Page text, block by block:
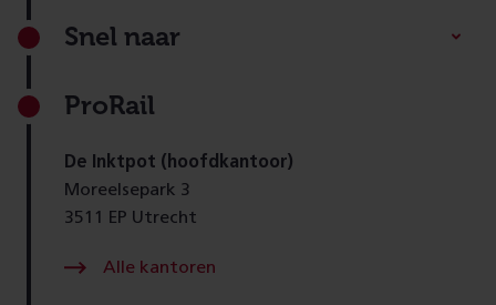
Footer
Snel naar
ProRail
De Inktpot (hoofdkantoor)
Moreelsepark 3
3511 EP Utrecht
Alle kantoren